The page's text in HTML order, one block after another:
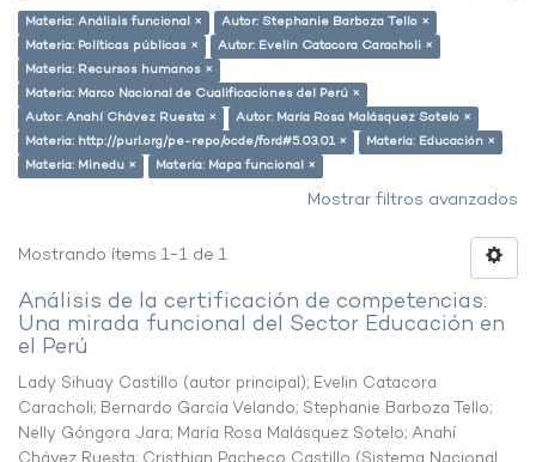
Materia: Análisis funcional ×
Autor: Stephanie Barboza Tello ×
Materia: Políticas públicas ×
Autor: Evelin Catacora Caracholi ×
Materia: Recursos humanos ×
Materia: Marco Nacional de Cualificaciones del Perú ×
Autor: Anahí Chávez Ruesta ×
Autor: María Rosa Malásquez Sotelo ×
Materia: http://purl.org/pe-repo/ocde/ford#5.03.01 ×
Materia: Educación ×
Materia: Minedu ×
Materia: Mapa funcional ×
Mostrar filtros avanzados
Mostrando ítems 1-1 de 1
Análisis de la certificación de competencias:
Una mirada funcional del Sector Educación en
el Perú
Lady Sihuay Castillo (autor principal); Evelin Catacora
Caracholi; Bernardo García Velando; Stephanie Barboza Tello;
Nelly Góngora Jara; María Rosa Malásquez Sotelo; Anahí